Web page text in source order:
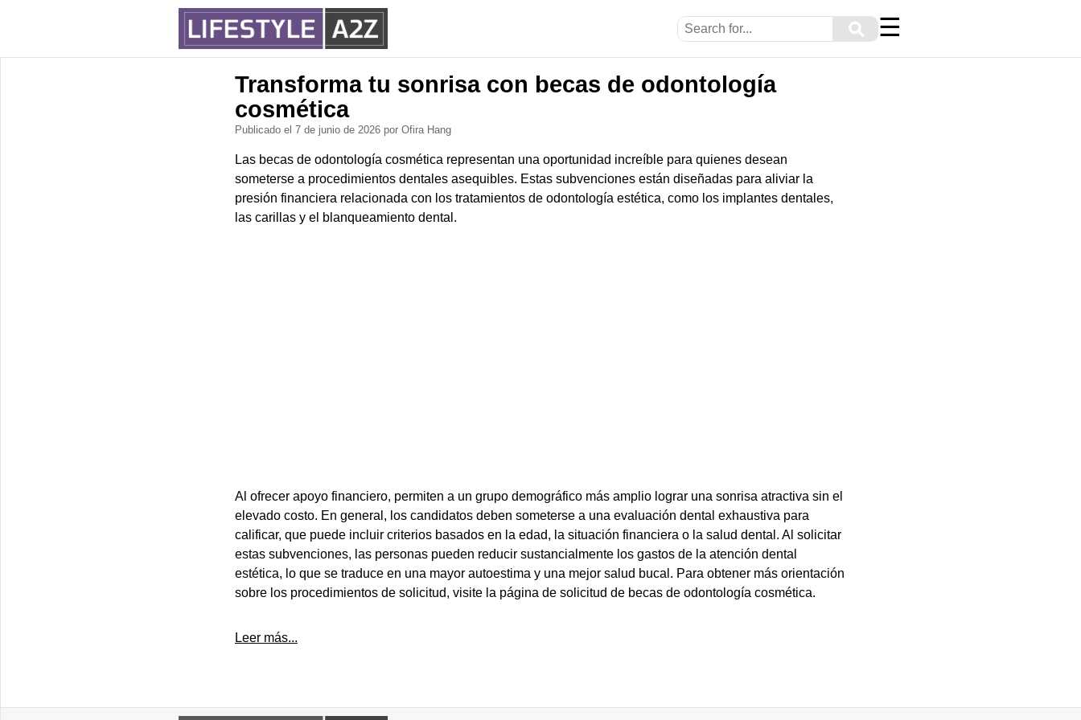
⚲ ☰
Transforma tu sonrisa con becas de odontología
cosmética
Publicado el 7 de junio de 2026 por Ofira Hang
Las becas de odontología cosmética representan una oportunidad increíble para quienes desean
someterse a procedimientos dentales asequibles. Estas subvenciones están diseñadas para aliviar la
presión financiera relacionada con los tratamientos de odontología estética, como los implantes dentales,
las carillas y el blanqueamiento dental.
Al ofrecer apoyo financiero, permiten a un grupo demográfico más amplio lograr una sonrisa atractiva sin el
elevado costo. En general, los candidatos deben someterse a una evaluación dental exhaustiva para
calificar, que puede incluir criterios basados en la edad, la situación financiera o la salud dental. Al solicitar
estas subvenciones, las personas pueden reducir sustancialmente los gastos de la atención dental
estética, lo que se traduce en una mayor autoestima y una mejor salud bucal. Para obtener más orientación
sobre los procedimientos de solicitud, visite la página de solicitud de becas de odontología cosmética.
Leer más...